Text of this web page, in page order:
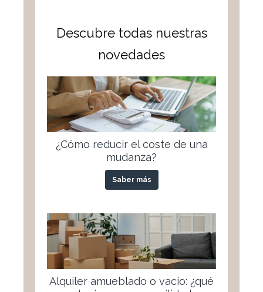
Descubre todas nuestras
novedades
¿Cómo reducir el coste de una
mudanza?
Saber más
Alquiler amueblado o vacío: ¿qué